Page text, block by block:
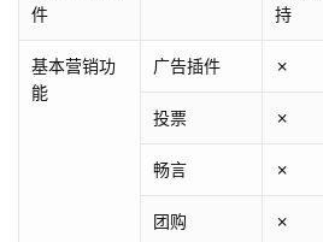
件
持
基本营销功
能
广告插件 ✗
投票 ✗
畅言 ✗
团购 ✗